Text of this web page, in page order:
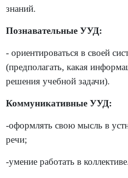
знаний.
Познавательные УУД:
- ориентироваться в своей
(предполагать, какая
решения учебной задачи).
Коммуникативные УУД:
-оформлять свою мысль в
речи;
-умение работать в